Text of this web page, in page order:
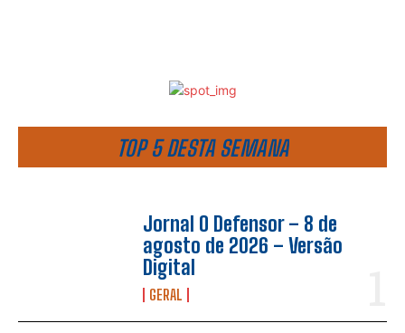
TOP 5 DESTA SEMANA
Jornal O Defensor – 8 de
agosto de 2026 – Versão
Digital
GERAL